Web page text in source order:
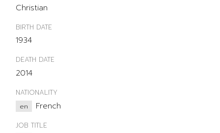
Christian
BIRTH DATE
1934
DEATH DATE
2014
NATIONALITY
en French
JOB TITLE